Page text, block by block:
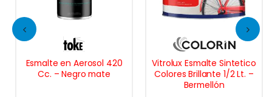
Esmalte en Aerosol 420
Cc. – Negro mate
Vitrolux Esmalte Sintetico
Colores Brillante 1/2 Lt. –
Bermellón